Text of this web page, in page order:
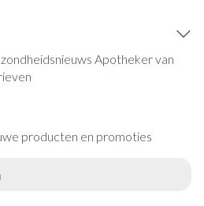
Apotheker van
producten en promoties